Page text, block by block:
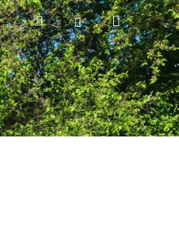
HľadaťPrihlásenieNákupný
košík